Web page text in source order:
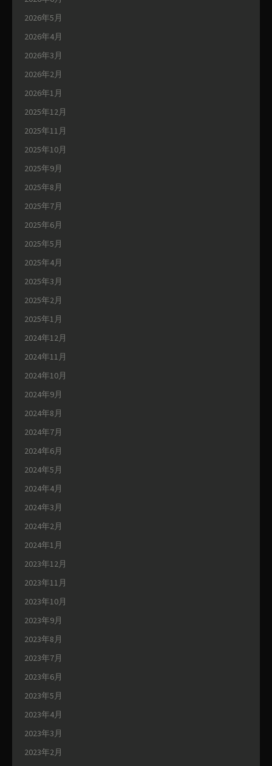
2026年5月
2026年4月
2026年3月
2026年2月
2026年1月
2025年12月
2025年11月
2025年10月
2025年9月
2025年8月
2025年7月
2025年6月
2025年5月
2025年4月
2025年3月
2025年2月
2025年1月
2024年12月
2024年11月
2024年10月
2024年9月
2024年8月
2024年7月
2024年6月
2024年5月
2024年4月
2024年3月
2024年2月
2024年1月
2023年12月
2023年11月
2023年10月
2023年9月
2023年8月
2023年7月
2023年6月
2023年5月
2023年4月
2023年3月
2023年2月